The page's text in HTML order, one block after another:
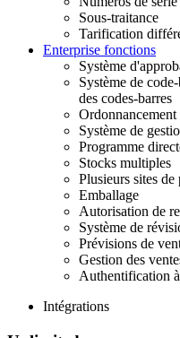
Sous-traitance
Tarification
Enterprise fonctions
Système
Système de
des codes-barres
Système de
Programme
Stocks multiples
Plusieurs sites
Emballage
Autorisation de
Système de
Prévisions de
Gestion des
Authentification
Intégrations